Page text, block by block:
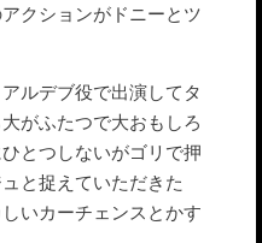
クションがドニーとツ
ルデブ役で出演してタ
がふたつで大おもしろ
とつしないがゴリで押
と捉えていただきた
いカーチェンスとかす